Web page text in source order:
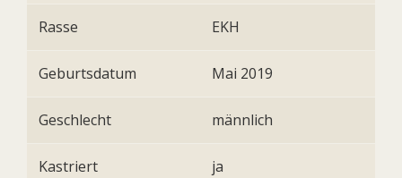
Rasse EKH
Geburtsdatum Mai 2019
Geschlecht männlich
Kastriert ja